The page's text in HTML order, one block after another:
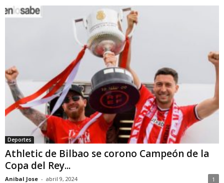
Deportes
Athletic de Bilbao se corono Campeón de la
Copa del Rey...
Anibal Jose - abril 9, 2024 1